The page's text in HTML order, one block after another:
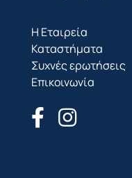
Η Εταιρεία
Καταστήματα
Συχνές ερωτήσεις
Επικοινωνία